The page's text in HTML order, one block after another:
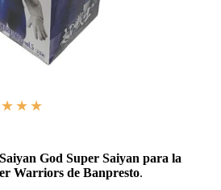
★ ★ ★
God Super Saiyan para la
Warriors de Banpresto.